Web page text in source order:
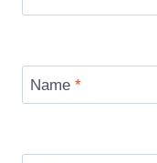
Name *